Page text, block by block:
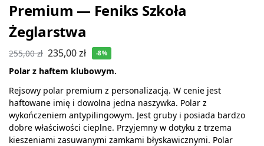
Premium — Feniks Szkoła
Żeglarstwa
255,00zł 235,00zł -8%
Polar z haftem klubowym.
Rejsowy polar premium z personalizacją. W cenie jest
haftowane imię i dowolna jedna naszywka. Polar z
wykończeniem antypilingowym. Jest gruby i posiada bardzo
dobre właściwości cieplne. Przyjemny w dotyku z trzema
kieszeniami zasuwanymi zamkami błyskawicznymi. Polar